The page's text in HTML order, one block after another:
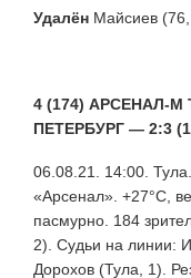
Удалён Майсиев (76,
4 (174) АРСЕНАЛ-
ПЕТЕРБУРГ — 2:3
06.08.21. 14:00.
«Арсенал». +27°С,
пасмурно. 184
2). Судьи на линии:
Дорохов (Тула, 1).